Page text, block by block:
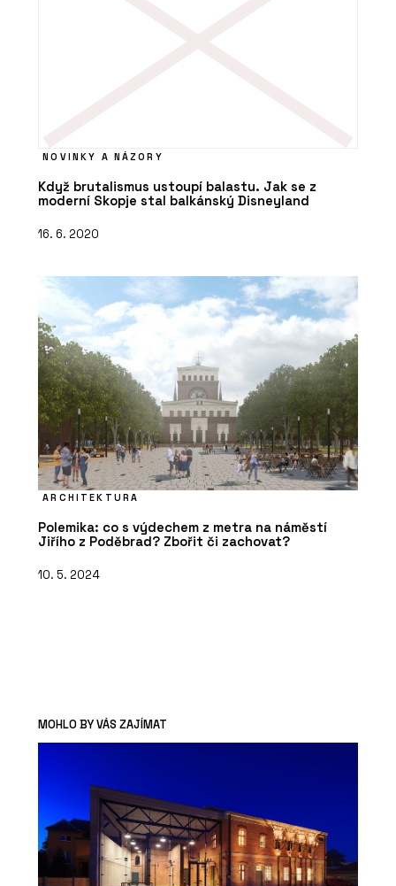
NOVINKY A NÁZORY
Když brutalismus ustoupí balastu. Jak se z
moderní Skopje stal balkánský Disneyland
16. 6. 2020
ARCHITEKTURA
Polemika: co s výdechem z metra na náměstí
Jiřího z Poděbrad? Zbořit či zachovat?
10. 5. 2024
MOHLO BY VÁS ZAJÍMAT